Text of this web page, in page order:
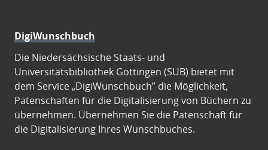
DigiWunschbuch
Die Niedersächsische Staats- und
Universitätsbibliothek Göttingen (SUB) bietet mit
dem Service „DigiWunschbuch” die Möglichkeit,
Patenschaften für die Digitalisierung von Büchern zu
übernehmen. Übernehmen Sie die Patenschaft für
die Digitalisierung Ihres Wunschbuches.